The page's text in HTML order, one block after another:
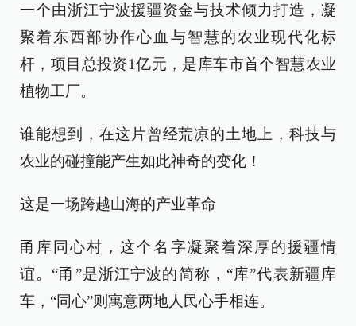
一个由浙江宁波援疆资金与技术倾力打造，凝
聚着东西部协作心血与智慧的农业现代化标
杆，项目总投资1亿元，是库车市首个智慧农业
植物工厂。
谁能想到，在这片曾经荒凉的土地上，科技与
农业的碰撞能产生如此神奇的变化！
这是一场跨越山海的产业革命
甬库同心村，这个名字凝聚着深厚的援疆情
谊。“甬”是浙江宁波的简称，“库”代表新疆库
车，“同心”则寓意两地人民心手相连。